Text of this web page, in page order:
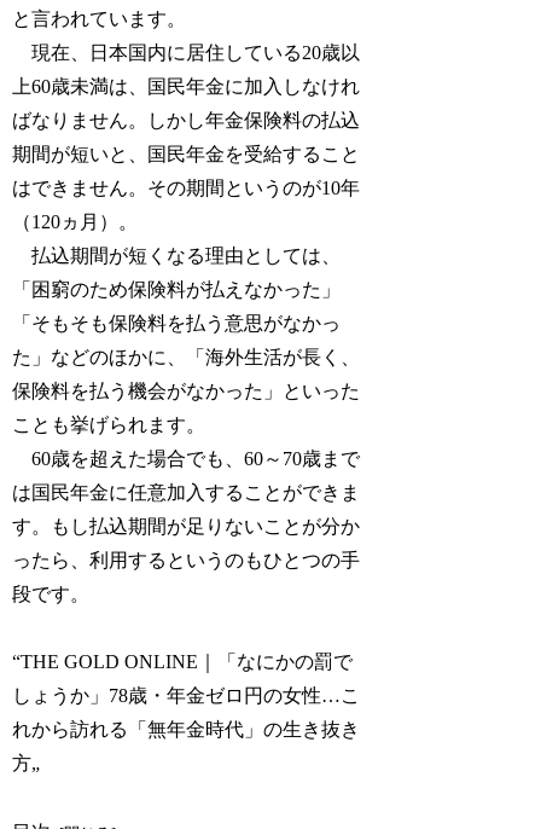
と言われています。
現在、日本国内に居住している20歳以
上60歳未満は、国民年金に加入しなけれ
ばなりません。しかし年金保険料の払込
期間が短いと、国民年金を受給すること
はできません。その期間というのが10年
（120ヵ月）。
払込期間が短くなる理由としては、
「困窮のため保険料が払えなかった」
「そもそも保険料を払う意思がなかっ
た」などのほかに、「海外生活が長く、
保険料を払う機会がなかった」といった
ことも挙げられます。
60歳を超えた場合でも、60～70歳まで
は国民年金に任意加入することができま
す。もし払込期間が足りないことが分か
ったら、利用するというのもひとつの手
段です。
“THE GOLD ONLINE｜「なにかの罰で
しょうか」78歳・年金ゼロ円の女性…こ
れから訪れる「無年金時代」の生き抜き
方„